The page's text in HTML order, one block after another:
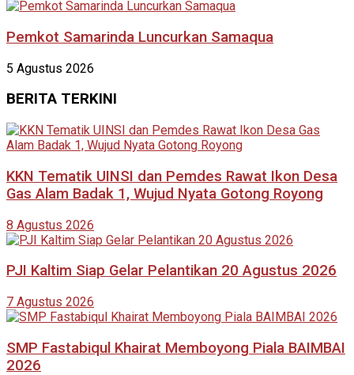
Pemkot Samarinda Luncurkan Samaqua
5 Agustus 2026
BERITA TERKINI
KKN Tematik UINSI dan Pemdes Rawat Ikon Desa
Gas Alam Badak 1, Wujud Nyata Gotong Royong
8 Agustus 2026
PJI Kaltim Siap Gelar Pelantikan 20 Agustus 2026
7 Agustus 2026
SMP Fastabiqul Khairat Memboyong Piala BAIMBAI
2026